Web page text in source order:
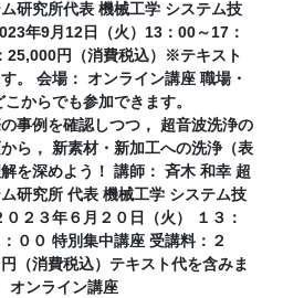
研究所代表 機械工学 システム技
年9月12日（火）13：00～17：
25,000円（消費税込）※テキスト
。 会場： オンライン講座 職場・
からでも参加できます。
事例を確認しつつ， 超音波洗浄の
ら， 新素材・新加工への洗浄（表
を深めよう！ 講師： 斉木 和幸 超
研究所 代表 機械工学 システム技
２３年６月２０日（火） １３：
００ 特別集中講座 受講料：２
（消費税込）テキスト代を含みま
オンライン講座